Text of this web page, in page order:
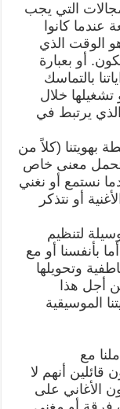
التي يجب
عندما كانوا
الوقت الذي
أو بعبارة
بالتماسك
تشغيلها خلال
يرتبط في
بهويتنا (كلاً من
تحمل معنى خاص
نستمع أو نغني
أو نتذكر
لتنظيم
بأنفسنا أو مع
وتحويلها
أجل هذا
الموسيقية
مع
أنهم لا
الأغاني على